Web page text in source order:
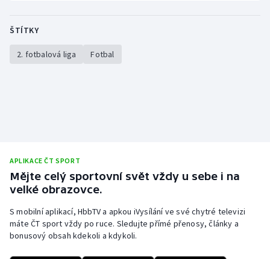
ŠTÍTKY
2. fotbalová liga Fotbal
APLIKACE ČT SPORT
Mějte celý sportovní svět vždy u sebe i na
velké obrazovce.
S mobilní aplikací, HbbTV a apkou iVysílání ve své chytré televizi
máte ČT sport vždy po ruce. Sledujte přímé přenosy, články a
bonusový obsah kdekoli a kdykoli.